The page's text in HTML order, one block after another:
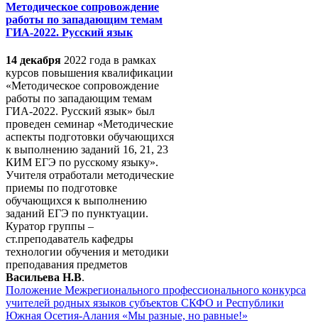
Методическое сопровождение
работы по западающим темам
ГИА-2022. Русский язык
14 декабря 2022 года в рамках
курсов повышения квалификации
«Методическое сопровождение
работы по западающим темам
ГИА-2022. Русский язык» был
проведен семинар «Методические
аспекты подготовки обучающихся
к выполнению заданий 16, 21, 23
КИМ ЕГЭ по русскому языку».
Учителя отработали методические
приемы по подготовке
обучающихся к выполнению
заданий ЕГЭ по пунктуации.
Куратор группы –
ст.преподаватель кафедры
технологии обучения и методики
преподавания предметов
Васильева Н.В.
Положение Межрегионального профессионального конкурса
учителей родных языков субъектов СКФО и Республики
Южная Осетия-Алания «Мы разные, но равные!»